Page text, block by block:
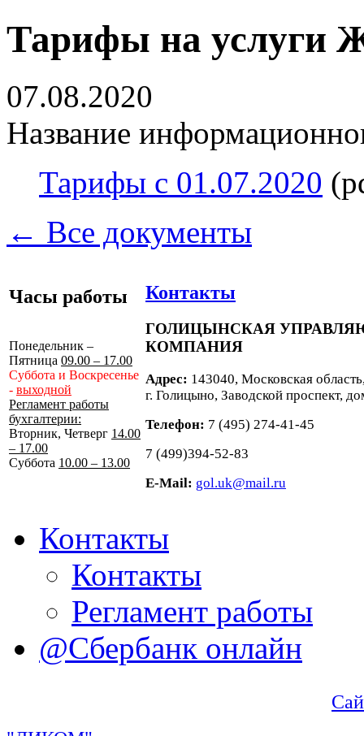
Тарифы на услуги
07.08.2020
Название
Тарифы с 01.07.2020
← Все документы
Часы работы
Понедельник –
Пятница 09.00 – 17.00
Суббота и Воскресенье
- выходной
Регламент работы
бухгалтерии:
Вторник, Четверг 14.00
– 17.00
Суббота 10.00 – 13.00
Контакты
ГОЛИЦЫНСКАЯ
КОМПАНИЯ
Адрес: 143040, Московская
г. Голицыно, Заводской проспект,
Телефон: 7 (495) 274-41-45
7 (499)394-52-83
E-Mail: gol.uk@mail.ru
Контакты
Контакты
Регламент работы
@Сбербанк онлайн